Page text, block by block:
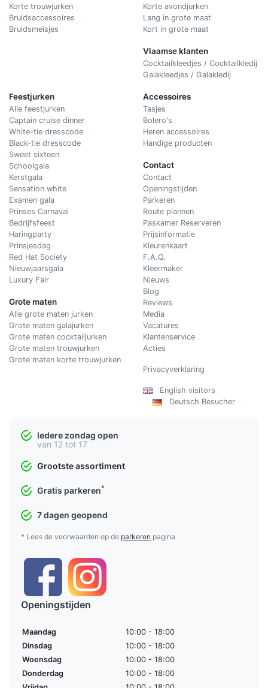
Korte trouwjurken
Bruidsaccessoires
Bruidsmeisjes
Korte avondjurken
Lang in grote maat
Kort in grote maat
Vlaamse klanten
Cocktailkleedjes / Cocktailkledij
Galakleedjes / Galakledij
Feestjurken
Alle feestjurken
Captain cruise dinner
White-tie dresscode
Black-tie dresscode
Sweet sixteen
Schoolgala
Kerstgala
Sensation white
Examen gala
Prinses Carnaval
Bedrijfsfeest
Haringparty
Prinsjesdag
Red Hat Society
Nieuwjaarsgala
Luxury Fair
Grote maten
Alle grote maten jurken
Grote maten galajurken
Grote maten cocktailjurken
Grote maten trouwjurken
Grote maten korte trouwjurken
Accessoires
Tasjes
Bolero's
Heren accessoires
Handige producten
Contact
Contact
Openingstijden
Parkeren
Route plannen
Paskamer Reserveren
Prijsinformatie
Kleurenkaart
F.A.Q.
Kleermaker
Nieuws
Blog
Reviews
Media
Vacatures
Klantenservice
Acties
Privacyverklaring
English visitors
Deutsch Besucher
Iedere zondag open
van 12 tot 17
Grootste assortiment
Gratis parkeren*
7 dagen geopend
* Lees de voorwaarden op de parkeren pagina
Openingstijden
Maandag
10:00 - 18:00
Dinsdag
10:00 - 18:00
Woensdag
10:00 - 18:00
Donderdag
10:00 - 18:00